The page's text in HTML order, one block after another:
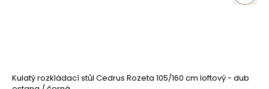
Kulatý rozkládací stůl Cedrus Rozeta 105/160 cm loftový - dub